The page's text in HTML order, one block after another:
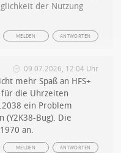
der Nutzung
ANTWORTEN
MELDEN
09.07.2026, 12:04 Uhr
mehr Spaß an HFS+
die Uhrzeiten
ein Problem
Bug). Die
an.
ANTWORTEN
MELDEN